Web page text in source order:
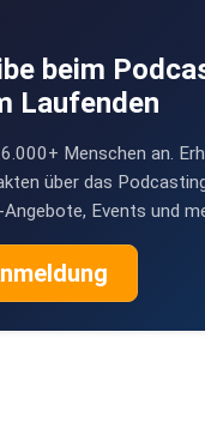
beim
Laufenden
Menschen an.
über das
Events und